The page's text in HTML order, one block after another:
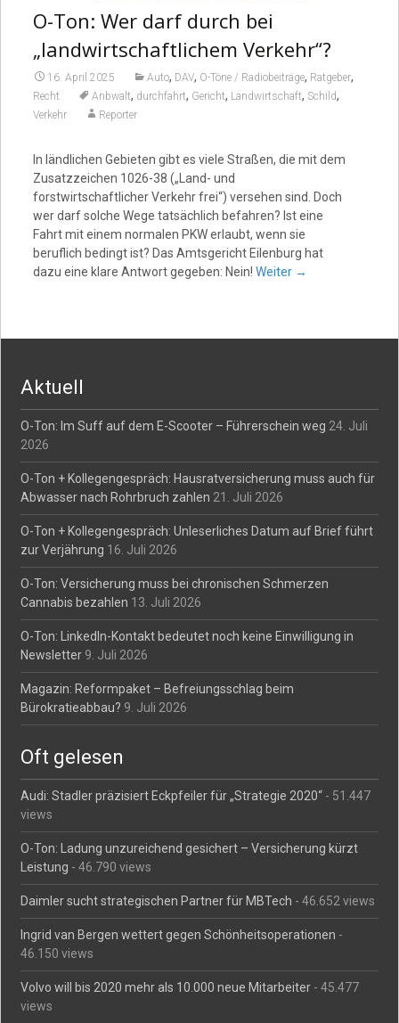
O-Ton: Wer darf durch bei
„landwirtschaftlichem Verkehr“?
16. April 2025 Auto, DAV, O-Töne / Radiobeiträge, Ratgeber,
Recht Anbwalt, durchfahrt, Gericht, Landwirtschaft, Schild,
Verkehr Reporter
In ländlichen Gebieten gibt es viele Straßen, die mit dem
Zusatzzeichen 1026-38 („Land- und
forstwirtschaftlicher Verkehr frei“) versehen sind. Doch
wer darf solche Wege tatsächlich befahren? Ist eine
Fahrt mit einem normalen PKW erlaubt, wenn sie
beruflich bedingt ist? Das Amtsgericht Eilenburg hat
dazu eine klare Antwort gegeben: Nein! Weiter →
Aktuell
O-Ton: Im Suff auf dem E-Scooter – Führerschein weg 24. Juli
2026
O-Ton + Kollegengespräch: Hausratversicherung muss auch für
Abwasser nach Rohrbruch zahlen 21. Juli 2026
O-Ton + Kollegengespräch: Unleserliches Datum auf Brief führt
zur Verjährung 16. Juli 2026
O-Ton: Versicherung muss bei chronischen Schmerzen
Cannabis bezahlen 13. Juli 2026
O-Ton: LinkedIn-Kontakt bedeutet noch keine Einwilligung in
Newsletter 9. Juli 2026
Magazin: Reformpaket – Befreiungsschlag beim
Bürokratieabbau? 9. Juli 2026
Oft gelesen
Audi: Stadler präzisiert Eckpfeiler für „Strategie 2020“ - 51.447
views
O-Ton: Ladung unzureichend gesichert – Versicherung kürzt
Leistung - 46.790 views
Daimler sucht strategischen Partner für MBTech - 46.652 views
Ingrid van Bergen wettert gegen Schönheitsoperationen -
46.150 views
Volvo will bis 2020 mehr als 10.000 neue Mitarbeiter - 45.477
views